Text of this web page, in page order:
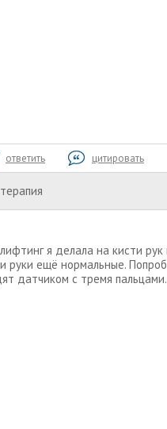
ответить цитировать
я делала на кисти
руки ещё нормальные.
датчиком с тремя пальцами.